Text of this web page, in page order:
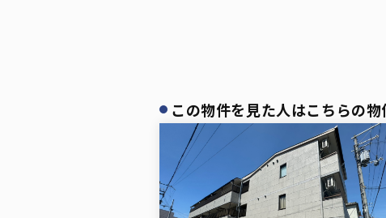
この物件を見た人はこちらの